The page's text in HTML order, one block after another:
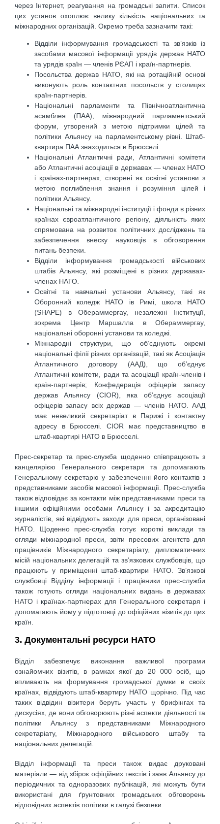
через Інтернет, реагування на громадські запити. Список
цих установ охоплює велику кількість національних та
міжнародних організацій. Окремо треба зазначити такі:
Відділи інформування громадськості та зв’язків із
засобами масової інформації урядів держав НАТО
та урядів країн — членів РЄАП і країн-партнерів.
Посольства держав НАТО, які на ротаційній основі
виконують роль контактних посольств у столицях
країн-партнерів.
Національні парламенти та Північноатлантична
асамблея (ПАА), міжнародний парламентський
форум, утворений з метою підтримки цілей та
політики Альянсу на парламентському рівні. Штаб-
квартира ПАА знаходиться в Брюсселі.
Національні Атлантичні ради, Атлантичні комітети
або Атлантичні асоціації в державах — членах НАТО
і країнах-партнерах, створені як освітні установи з
метою поглиблення знання i розуміння цілей і
політики Альянсу.
Національні та міжнародні інституції і фонди в різних
країнах євроатлантичного регіону, діяльність яких
спрямована на розвиток політичних досліджень та
забезпечення внеску науковців в обговорення
питань безпеки.
Відділи інформування громадськості військових
штабів Альянсу, які розміщені в різних державах-
членах НАТО.
Освітні та навчальні установи Альянсу, такі як
Оборонний коледж НАТО iв Римі, школа НАТО
(SHAPE) в Обераммергау, незалежні Інституції,
зокрема Центр Маршалла в Обераммергау,
національні оборонні установи та коледжі.
Міжнародні структури, що об’єднують окремі
національні філії різних організацій, такі як Асоціація
Атлантичного договору (ААД), що об’єднує
Атлантичні комітети, ради та асоціації країн-членів і
країн-партнерів; Конфедерація офіцерів запасу
держав Альянсу (CIOR), яка об’єднує асоціації
офіцерів запасу всіх держав — членів НАТО. ААД
має невеликий секретаріат в Парижі і контактну
адресу в Брюсселі. CIOR має представництво в
штаб-квартирі НАТО в Брюсселі.
Прес-секретар та прес-служба щоденно співпрацюють з
канцелярією Генерального секретаря та допомагають
Генеральному секретарю у забезпеченні його контактів з
представниками засобів масової інформації. Прес-служба
також відповідає за контакти між представниками преси та
іншими офіційними особами Альянсу і за акредитацію
журналістів, які відвідують заходи для преси, організовані
НАТО. Щоденно прес-служба готує короткі виклади та
огляди міжнародної преси, звіти пресових агентств для
працівників Міжнародного секретаріату, дипломатичних
місій національних делегацій та зв’язкових службовців, що
працюють у приміщенні штаб-квартири НАТО. Зв’язкові
службовці Відділу інформації і працівники прес-служби
також готують огляди національних видань в державах
НАТО і країнах-партнерах для Генерального секретаря і
допомагають йому у підготовці до офіційних візитів до цих
країн.
3. Документальні ресурси НАТО
Відділ забезпечує виконання важливої програми
ознайомчих візитів, в рамках якої до 20 000 осіб, що
впливають на формування громадської думки в своїх
країнах, відвідують штаб-квартиру НАТО щорічно. Під час
таких відвідин візитери беруть участь у брифінгах та
дискусіях, де вони обговорюють різні аспекти діяльності та
політики Альянсу з представниками Міжнародного
секретаріату, Міжнародного військового штабу та
національних делегацій.
Відділ інформації та преси також видає друковані
матеріали — від збірок офіційних текстів і заяв Альянсу до
періодичних та одноразових публікацій, які можуть бути
використані для ґрунтовних громадських обговорень
відповідних аспектів політики в галузі безпеки.